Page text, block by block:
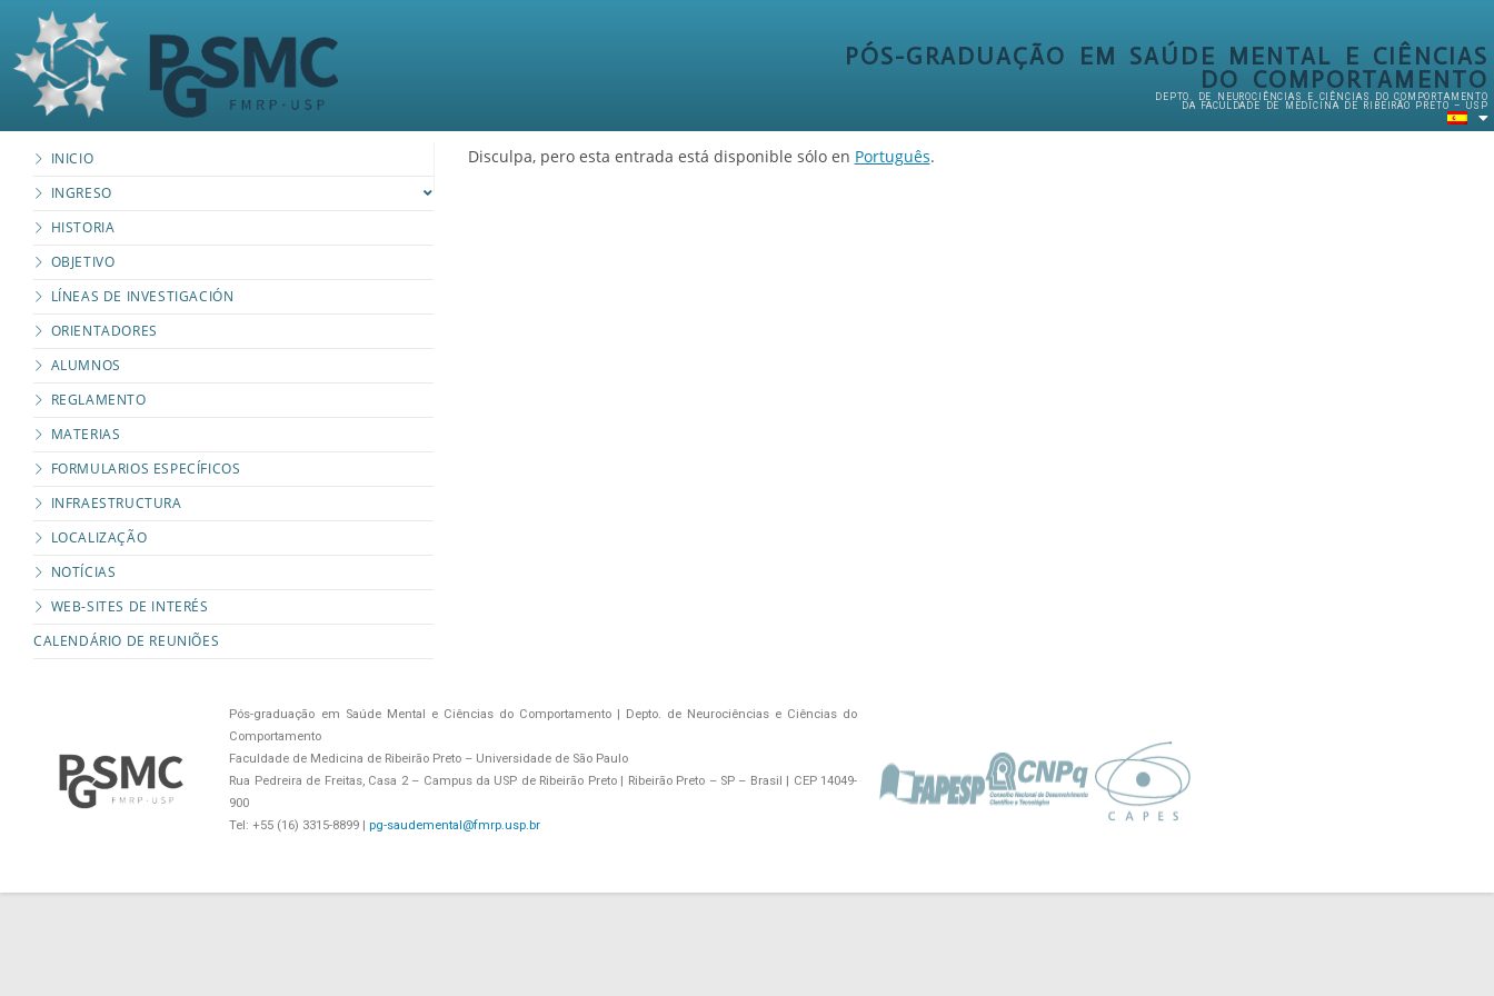
PÓS-GRADUAÇÃO EM SAÚDE MENTAL E CIÊNCIAS
DO COMPORTAMENTO
DEPTO. DE NEUROCIÊNCIAS E CIÊNCIAS DO COMPORTAMENTO
DA FACULDADE DE MEDICINA DE RIBEIRÃO PRETO – USP
INICIO
INGRESO
HISTORIA
OBJETIVO
LÍNEAS DE INVESTIGACIÓN
ORIENTADORES
ALUMNOS
REGLAMENTO
MATERIAS
FORMULARIOS ESPECÍFICOS
INFRAESTRUCTURA
LOCALIZAÇÃO
NOTÍCIAS
WEB-SITES DE INTERÉS
CALENDÁRIO DE REUNIÕES
Disculpa, pero esta entrada está disponible sólo en Português.
Pós-graduação em Saúde Mental e Ciências do Comportamento | Depto. de Neurociências e Ciências do
Comportamento
Faculdade de Medicina de Ribeirão Preto – Universidade de São Paulo
Rua Pedreira de Freitas, Casa 2 – Campus da USP de Ribeirão Preto | Ribeirão Preto – SP – Brasil | CEP 14049-
900
Tel: +55 (16) 3315-8899 | pg-saudemental@fmrp.usp.br